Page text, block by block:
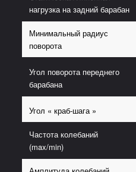
нагрузка на задний барабан
Минимальный радиус
поворота
Угол поворота переднего
барабана
Угол « краб-шага »
Частота колебаний
(max/min)